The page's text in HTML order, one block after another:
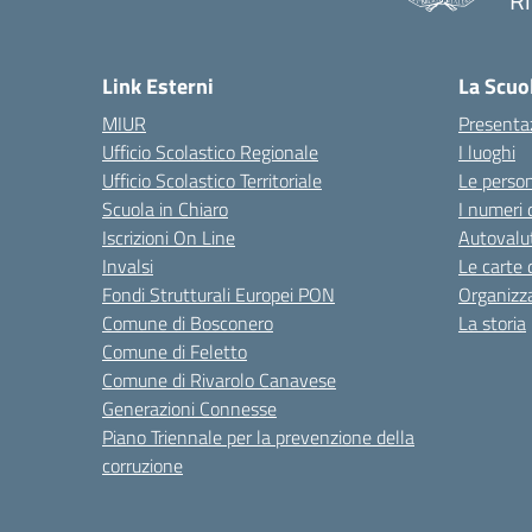
Link Esterni
MIUR
Ufficio Scolastico Regionale
Ufficio Scolastico Territoriale
Scuola in Chiaro
Iscrizioni On Line
Invalsi
Fondi Strutturali Europei PON
Comune di Bosconero
Comune di Feletto
Comune di Rivarolo Canavese
Generazioni Connesse
Piano Triennale per la prevenzione della
corruzione
La
I luoghi
Le
I numeri
Le carte
La storia